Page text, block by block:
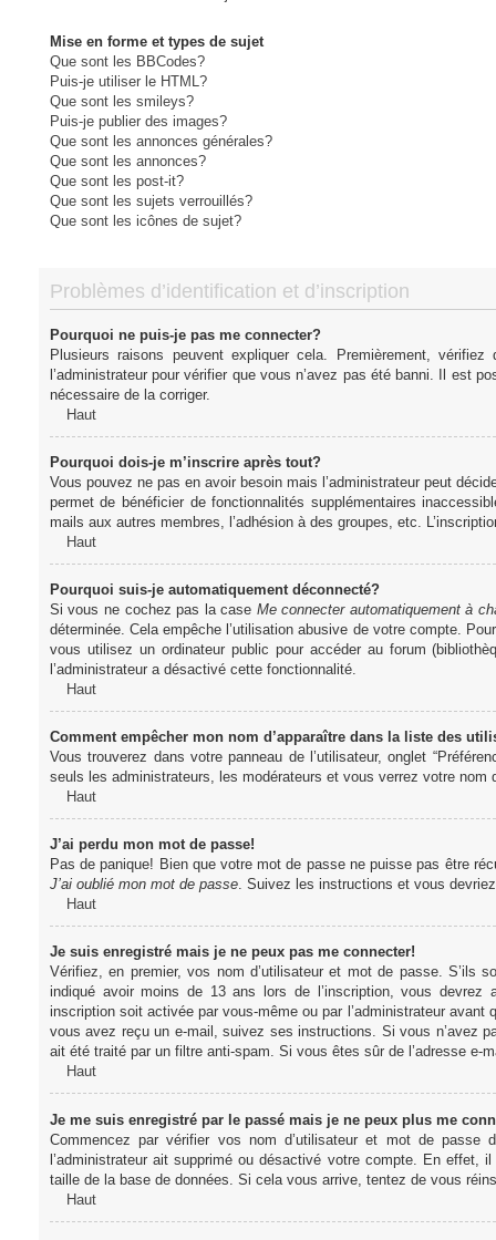
Mise en forme et types de sujet
Que sont les BBCodes?
Puis-je utiliser le HTML?
Que sont les smileys?
Puis-je publier des images?
Que sont les annonces générales?
Que sont les annonces?
Que sont les post-it?
Que sont les sujets verrouillés?
Que sont les icônes de sujet?
Problèmes d’identification et d’inscription
Pourquoi ne puis-je pas me connecter?
Plusieurs raisons peuvent expliquer cela. Premièrement,
l’administrateur pour vérifier que vous n’avez pas été banni. Il est
nécessaire de la corriger.
Haut
Pourquoi dois-je m’inscrire après tout?
Vous pouvez ne pas en avoir besoin mais l’administrateur peut
permet de bénéficier de fonctionnalités supplémentaires
mails aux autres membres, l’adhésion à des groupes, etc.
Haut
Pourquoi suis-je automatiquement déconnecté?
Si vous ne cochez pas la case Me connecter automatiquement à
déterminée. Cela empêche l’utilisation abusive de votre compte.
vous utilisez un ordinateur public pour accéder au forum
l’administrateur a désactivé cette fonctionnalité.
Haut
Comment empêcher mon nom d’apparaître dans la liste des
Vous trouverez dans votre panneau de l’utilisateur, onglet
seuls les administrateurs, les modérateurs et vous verrez votre
Haut
J’ai perdu mon mot de passe!
Pas de panique! Bien que votre mot de passe ne puisse pas être
J’ai oublié mon mot de passe. Suivez les instructions et vous
Haut
Je suis enregistré mais je ne peux pas me connecter!
Vérifiez, en premier, vos nom d’utilisateur et mot de passe.
indiqué avoir moins de 13 ans lors de l’inscription, vous
inscription soit activée par vous-même ou par l’administrateur
vous avez reçu un e-mail, suivez ses instructions. Si vous n’avez
ait été traité par un filtre anti-spam. Si vous êtes sûr de l’adresse e-
Haut
Je me suis enregistré par le passé mais je ne peux plus me
Commencez par vérifier vos nom d’utilisateur et mot de
l’administrateur ait supprimé ou désactivé votre compte. En effet,
taille de la base de données. Si cela vous arrive, tentez de vous
Haut